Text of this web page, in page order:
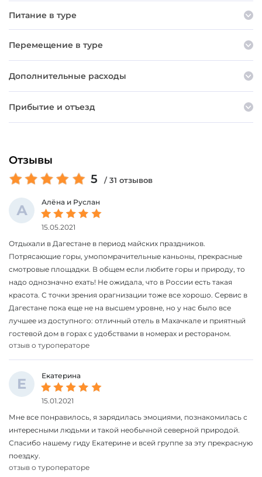
Питание в туре
Перемещение в туре
Дополнительные расходы
Прибытие и отъезд
Отзывы
5 / 31 отзывов
А Алёна и Руслан
15.05.2021
Отдыхали в Дагестане в период майских праздников.
Потрясающие горы, умопомрачительные каньоны, прекрасные
смотровые площадки. В общем если любите горы и природу, то
надо однозначно ехать! Не ожидала, что в России есть такая
красота. С точки зрения орагнизации тоже все хорошо. Сервис в
Дагестане пока еще не на высшем уровне, но у нас было все
лучшее из доступного: отличный отель в Махачкале и приятный
гостевой дом в горах с удобствами в номерах и рестораном.
отзыв о туроператоре
Е Екатерина
15.01.2021
Мне все понравилось, я зарядилась эмоциями, познакомилась с
интересными людьми и такой необычной северной природой.
Спасибо нашему гиду Екатерине и всей группе за эту прекрасную
поездку.
отзыв о туроператоре